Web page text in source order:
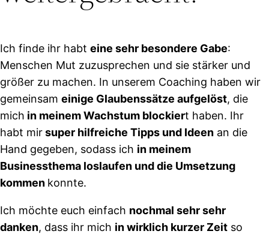
Ich finde ihr habt eine sehr besondere Gabe:
Menschen Mut zuzusprechen und sie stärker und
größer zu machen. In unserem Coaching haben wir
gemeinsam einige Glaubenssätze aufgelöst, die
mich in meinem Wachstum blockiert haben. Ihr
habt mirsuper hilfreiche Tipps und Ideen an die
Hand gegeben, sodass ich in meinem
Businessthema loslaufen und die Umsetzung
kommen konnte.
Ich möchte euch einfach nochmal sehr sehr
danken, dass ihr mich in wirklich kurzer Zeit so